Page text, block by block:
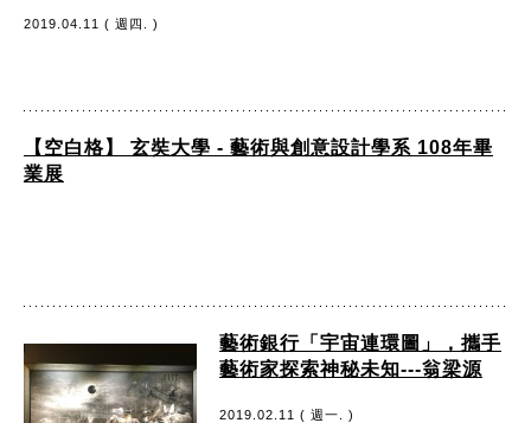
2019.04.11 ( 週四. )
【空白格】 玄奘大學 - 藝術與創意設計學系 108年畢
業展
藝術銀行「宇宙連環圖」，攜手
藝術家探索神秘未知---翁梁源
2019.02.11 ( 週一. )